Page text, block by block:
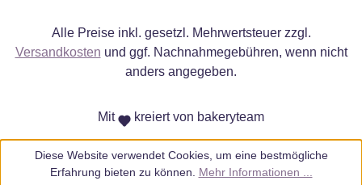
Alle Preise inkl. gesetzl. Mehrwertsteuer zzgl.
Versandkosten und ggf. Nachnahmegebühren, wenn nicht
anders angegeben.
Mit kreiert von bakeryteam
Diese Website verwendet Cookies, um eine bestmögliche
Erfahrung bieten zu können. Mehr Informationen ...